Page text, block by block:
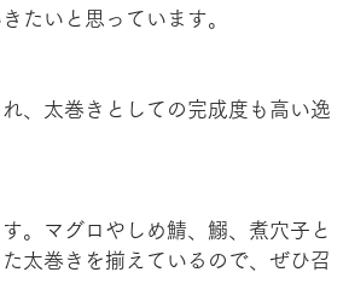
たいと思っています。
、太巻きとしての完成度も高い逸
。マグロやしめ鯖、鰯、煮穴子と
太巻きを揃えているので、ぜひ召